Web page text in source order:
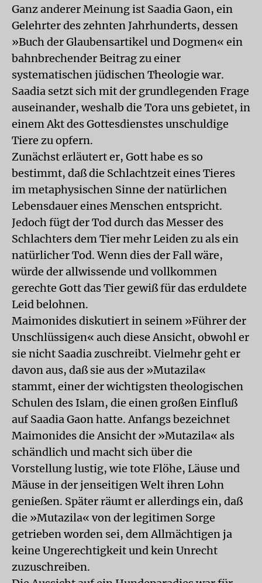
Ganz anderer Meinung ist Saadia Gaon, ein
Gelehrter des zehnten Jahrhunderts, dessen
»Buch der Glaubensartikel und Dogmen« ein
bahnbrechender Beitrag zu einer
systematischen jüdischen Theologie war.
Saadia setzt sich mit der grundlegenden Frage
auseinander, weshalb die Tora uns gebietet, in
einem Akt des Gottesdienstes unschuldige
Tiere zu opfern.
Zunächst erläutert er, Gott habe es so
bestimmt, daß die Schlachtzeit eines Tieres
im metaphysischen Sinne der natürlichen
Lebensdauer eines Menschen entspricht.
Jedoch fügt der Tod durch das Messer des
Schlachters dem Tier mehr Leiden zu als ein
natürlicher Tod. Wenn dies der Fall wäre,
würde der allwissende und vollkommen
gerechte Gott das Tier gewiß für das erduldete
Leid belohnen.
Maimonides diskutiert in seinem »Führer der
Unschlüssigen« auch diese Ansicht, obwohl er
sie nicht Saadia zuschreibt. Vielmehr geht er
davon aus, daß sie aus der »Mutazila«
stammt, einer der wichtigsten theologischen
Schulen des Islam, die einen großen Einfluß
auf Saadia Gaon hatte. Anfangs bezeichnet
Maimonides die Ansicht der »Mutazila« als
schändlich und macht sich über die
Vorstellung lustig, wie tote Flöhe, Läuse und
Mäuse in der jenseitigen Welt ihren Lohn
genießen. Später räumt er allerdings ein, daß
die »Mutazila« von der legitimen Sorge
getrieben worden sei, dem Allmächtigen ja
keine Ungerechtigkeit und kein Unrecht
zuzuschreiben.